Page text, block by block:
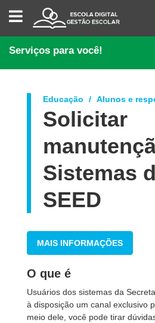
GESTÃO
ESCOLAR
Serviços para você!
Educação Alunos e
Solicitar
Sistemas
SEED
MAIS INFORMAÇÕES
O que é
Usuários dos sistemas da
à disposição um canal exclusivo
meio dele, você pode tirar